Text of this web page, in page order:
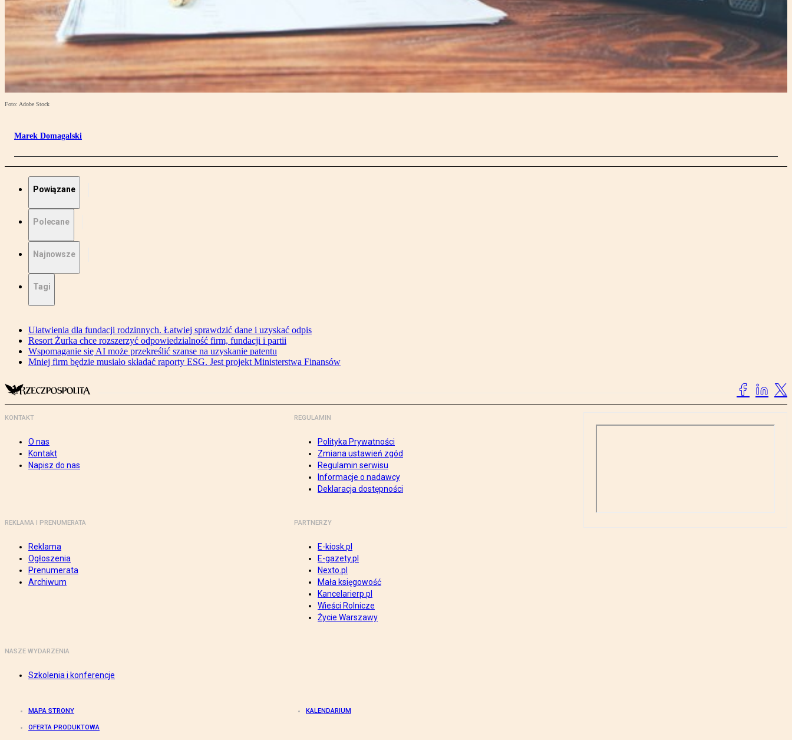
Foto: Adobe Stock
Marek Domagalski
Powiązane
Polecane
Najnowsze
Tagi
Ułatwienia dla fundacji rodzinnych. Łatwiej sprawdzić dane i uzyskać odpis
Resort Żurka chce rozszerzyć odpowiedzialność firm, fundacji i partii
Wspomaganie się AI może przekreślić szanse na uzyskanie patentu
Mniej firm będzie musiało składać raporty ESG. Jest projekt Ministerstwa Finansów
KONTAKT
O nas
Kontakt
Napisz do nas
REGULAMIN
Polityka Prywatności
Zmiana ustawień zgód
Regulamin serwisu
Informacje o nadawcy
Deklaracja dostępności
REKLAMA I PRENUMERATA
Reklama
Ogłoszenia
Prenumerata
Archiwum
PARTNERZY
E-kiosk.pl
E-gazety.pl
Nexto.pl
Mała księgowość
Kancelarierp.pl
Wieści Rolnicze
Życie Warszawy
NASZE WYDARZENIA
Szkolenia i konferencje
MAPA STRONY KALENDARIUM
OFERTA PRODUKTOWA